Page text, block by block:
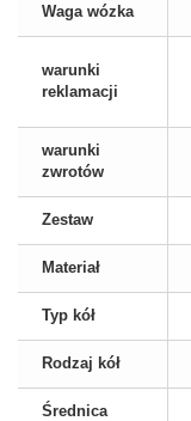
Waga wózka
warunki
reklamacji
warunki
zwrotów
Zestaw
Materiał
Typ kół
Rodzaj kół
Średnica